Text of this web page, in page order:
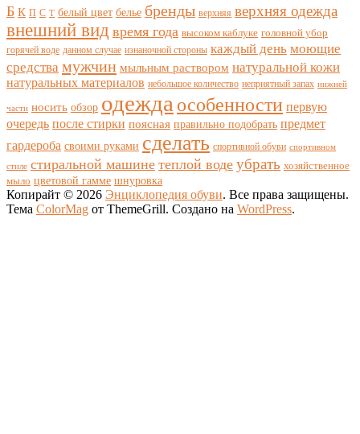
Б К П С Т белый цвет белье бренды верхняя верхняя одежда
внешний вид время года высоком каблуке головной убор
горячей воде данном случае изнаночной стороны каждый день моющие
средства мужчин мыльным раствором натуральной кожи
натуральных материалов небольшое количество неприятный запах нижней
части носить обзор одежда особенности первую
очередь после стирки поясная правильно подобрать предмет
гардероба своими руками сделать спортивной обуви спортивном
стиле стиральной машине теплой воде убрать хозяйственное
мыло цветовой гамме шнуровка
Копирайт © 2026 Энциклопедия обуви. Все права защищены.
Тема ColorMag от ThemeGrill. Создано на WordPress.